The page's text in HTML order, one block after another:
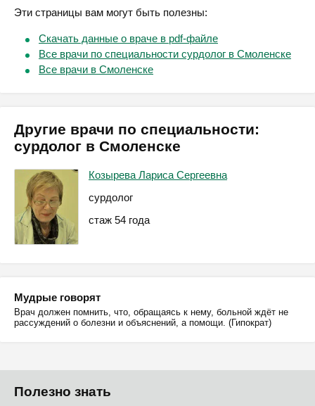
Эти страницы вам могут быть полезны:
Скачать данные о враче в pdf-файле
Все врачи по специальности сурдолог в Смоленске
Все врачи в Смоленске
Другие врачи по специальности:
сурдолог в Смоленске
Козырева Лариса Сергеевна
сурдолог
стаж 54 года
Мудрые говорят
Врач должен помнить, что, обращаясь к нему, больной ждёт не
рассуждений о болезни и объяснений, а помощи. (Гипократ)
Полезно знать